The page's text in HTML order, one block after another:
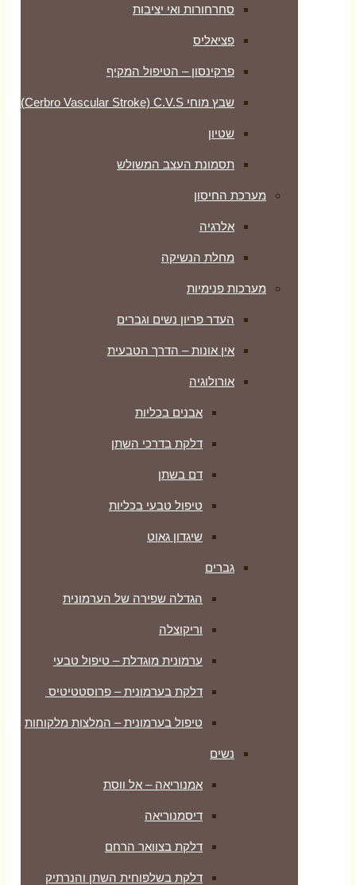
סחרחורות ואי יציבות
פציאליס
פרקינסון – הטיפול המקיף
שבץ מוחי Cerbro Vascular Stroke) C.V.S)
שטיון
תסמונת העצב המשולש
מערכת החיסון
אלרגיה
מחלת הנשיקה
מערכות פנימיות
העדר פריון נשים וגברים
אין אונות – הדרך הטבעית
אורולוגיה
אבנים בכליות
דלקת בדרכי השתן
דם בשתן
טיפול טבעי בכליות
שיגדון גאוט
גברים
הגדלה שפירה של הערמונית
וריקוצלה
ערמונית מוגדלת – טיפול טבעי
דלקת בערמונית – פרוסטטיטיס
טיפול בערמונית – המלצות מלקוחות
נשים
אמנוריאה – אל ווסת
דיסמנוריאה
דלקת בצוואר הרחם
דלקת בשלפוחית השתן והנרתיק